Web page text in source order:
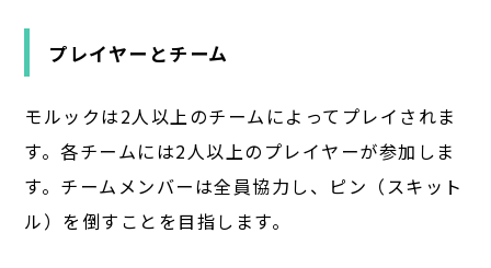
プレイヤーとチーム
モルックは2人以上のチームによってプレイされま
す。各チームには2人以上のプレイヤーが参加しま
す。チームメンバーは全員協力し、ピン（スキット
ル）を倒すことを目指します。